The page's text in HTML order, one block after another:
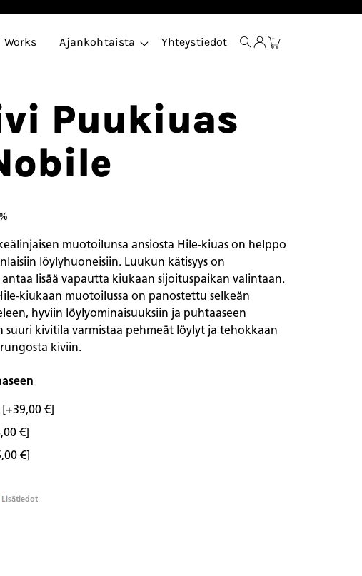
Works Ajankohtaista Yhteystiedot
Puukiuas
muotoilunsa ansiosta Hile-kiuas on helppo
löylyhuoneisiin. Luukun kätisyys on
lisää vapautta kiukaan sijoituspaikan valintaan.
kiukaan muotoilussa on panostettu selkeän
hyviin löylyominaisuuksiin ja puhtaaseen
suuri kivitila varmistaa pehmeät löylyt ja tehokkaan
kiviin.
[+39,00 €]
€]
€]
Lisätiedot